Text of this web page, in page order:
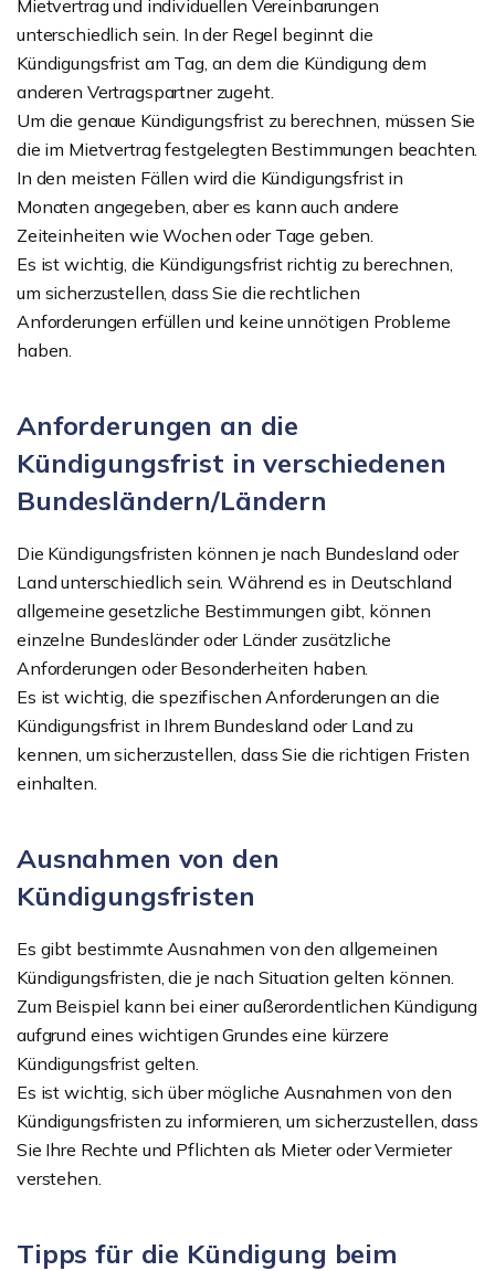
Mietvertrag und individuellen Vereinbarungen
unterschiedlich sein. In der Regel beginnt die
Kündigungsfrist am Tag, an dem die Kündigung dem
anderen Vertragspartner zugeht.
Um die genaue Kündigungsfrist zu berechnen, müssen Sie
die im Mietvertrag festgelegten Bestimmungen beachten.
In den meisten Fällen wird die Kündigungsfrist in
Monaten angegeben, aber es kann auch andere
Zeiteinheiten wie Wochen oder Tage geben.
Es ist wichtig, die Kündigungsfrist richtig zu berechnen,
um sicherzustellen, dass Sie die rechtlichen
Anforderungen erfüllen und keine unnötigen Probleme
haben.
Anforderungen an die
Kündigungsfrist in verschiedenen
Bundesländern/Ländern
Die Kündigungsfristen können je nach Bundesland oder
Land unterschiedlich sein. Während es in Deutschland
allgemeine gesetzliche Bestimmungen gibt, können
einzelne Bundesländer oder Länder zusätzliche
Anforderungen oder Besonderheiten haben.
Es ist wichtig, die spezifischen Anforderungen an die
Kündigungsfrist in Ihrem Bundesland oder Land zu
kennen, um sicherzustellen, dass Sie die richtigen Fristen
einhalten.
Ausnahmen von den
Kündigungsfristen
Es gibt bestimmte Ausnahmen von den allgemeinen
Kündigungsfristen, die je nach Situation gelten können.
Zum Beispiel kann bei einer außerordentlichen Kündigung
aufgrund eines wichtigen Grundes eine kürzere
Kündigungsfrist gelten.
Es ist wichtig, sich über mögliche Ausnahmen von den
Kündigungsfristen zu informieren, um sicherzustellen, dass
Sie Ihre Rechte und Pflichten als Mieter oder Vermieter
verstehen.
Tipps für die Kündigung beim